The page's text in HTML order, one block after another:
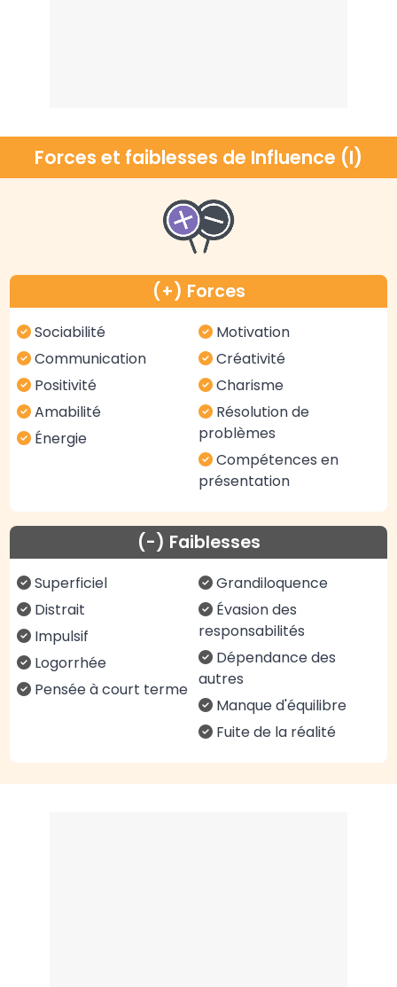
Forces et faiblesses de Influence (I)
(+) Forces
Sociabilité
Communication
Positivité
Amabilité
Énergie
Motivation
Créativité
Charisme
Résolution de
problèmes
Compétences en
présentation
(-) Faiblesses
Superficiel
Distrait
Impulsif
Logorrhée
Pensée à court terme
Grandiloquence
Évasion des
responsabilités
Dépendance des
autres
Manque d'équilibre
Fuite de la réalité